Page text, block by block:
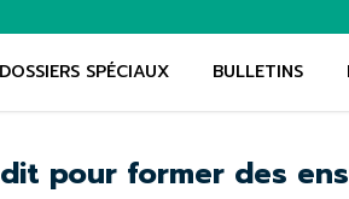
DOSSIERS SPÉCIAUX BULLETINS
pour former des